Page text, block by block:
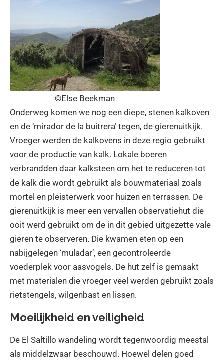
©Else Beekman
Onderweg komen we nog een diepe, stenen kalkoven
en de ‘mirador de la buitrera’ tegen, de gierenuitkijk.
Vroeger werden de kalkovens in deze regio gebruikt
voor de productie van kalk. Lokale boeren
verbrandden daar kalksteen om het te reduceren tot
de kalk die wordt gebruikt als bouwmateriaal zoals
mortel en pleisterwerk voor huizen en terrassen. De
gierenuitkijk is meer een vervallen observatiehut die
ooit werd gebruikt om de in dit gebied uitgezette vale
gieren te observeren. Die kwamen eten op een
nabijgelegen ‘muladar’, een gecontroleerde
voederplek voor aasvogels. De hut zelf is gemaakt
met materialen die vroeger veel werden gebruikt zoals
rietstengels, wilgenbast en lissen.
Moeilijkheid en veiligheid
De El Saltillo wandeling wordt tegenwoordig meestal
als middelzwaar beschouwd. Hoewel delen goed